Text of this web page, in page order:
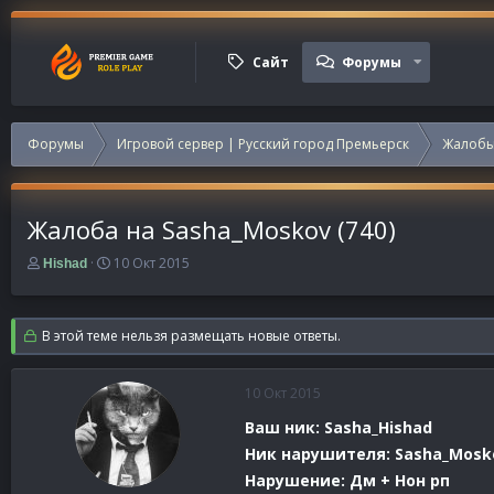
Сайт Форумы
Форумы Игровой сервер | Русский город Премьерск
Жалоба на Sasha_Moskov (740)
А
т
о
р
т
Hishad
Д
т
а
н
а
ч
а
л
а
10 Окт 2015
В этой теме нельзя размещать новые ответы.
10 Окт 2015
Ваш ник: Sasha_Hishad
Ник нарушителя:
Нарушение: Дм + Нон рп